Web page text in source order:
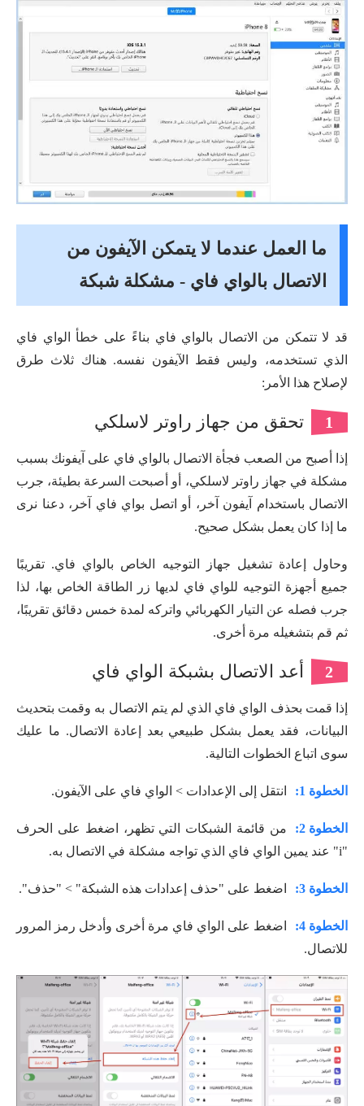
ما العمل عندما لا يتمكن الآيفون من
الاتصال بالواي فاي - مشكلة شبكة
قد لا تتمكن من الاتصال بالواي فاي بناءً على خطأ الواي فاي
الذي تستخدمه، وليس فقط الآيفون نفسه. هناك ثلاث طرق
لإصلاح هذا الأمر:
1 تحقق من جهاز راوتر لاسلكي
إذا أصبح من الصعب فجأة الاتصال بالواي فاي على آيفونك بسبب
مشكلة في جهاز راوتر لاسلكي، أو أصبحت السرعة بطيئة، جرب
الاتصال باستخدام آيفون آخر، أو اتصل بواي فاي آخر، دعنا نرى
ما إذا كان يعمل بشكل صحيح.
وحاول إعادة تشغيل جهاز التوجيه الخاص بالواي فاي. تقريبًا
جميع أجهزة التوجيه للواي فاي لديها زر الطاقة الخاص بها، لذا
جرب فصله عن التيار الكهربائي واتركه لمدة خمس دقائق تقريبًا،
ثم قم بتشغيله مرة أخرى.
2 أعد الاتصال بشبكة الواي فاي
إذا قمت بحذف الواي فاي الذي لم يتم الاتصال به وقمت بتحديث
البيانات، فقد يعمل بشكل طبيعي بعد إعادة الاتصال. ما عليك
سوى اتباع الخطوات التالية.
الخطوة 1: انتقل إلى الإعدادات > الواي فاي على الآيفون.
الخطوة 2:
من قائمة الشبكات التي تظهر، اضغط على الحرف
"i" عند يمين الواي فاي الذي تواجه مشكلة في الاتصال به.
الخطوة 3: اضغط على "حذف إعدادات هذه الشبكة" > "حذف".
الخطوة 4:
اضغط على الواي فاي مرة أخرى وأدخل رمز المرور
للاتصال.